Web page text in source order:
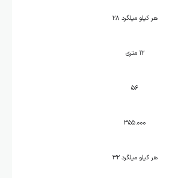
هر کیلو میلگرد ۲۸
۱۲ متری
۵۶
۳۵۵.۰۰۰
هر کیلو میلگرد ۳۲